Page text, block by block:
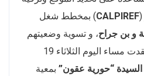
(
CALPIREF) بمخطط شغل
و بن جراح، و تسوية وضعيتهم
، عقدت مساء اليوم الثلاثاء 19
السيدة “حورية عقون” بمعية